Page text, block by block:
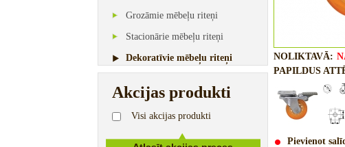
Grozāmie mēbeļu riteņi
Stacionārie mēbeļu riteņi
Dekoratīvie mēbeļu riteņi
Akcijas produkti
Visi akcijas produkti
NOLIKTAVĀ:
PAPILDUS
Pievienot